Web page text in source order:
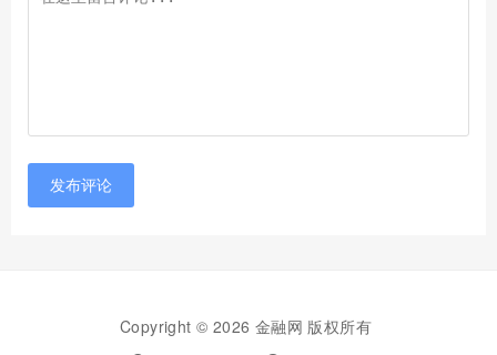
发布评论
Copyright © 2026 金融网 版权所有